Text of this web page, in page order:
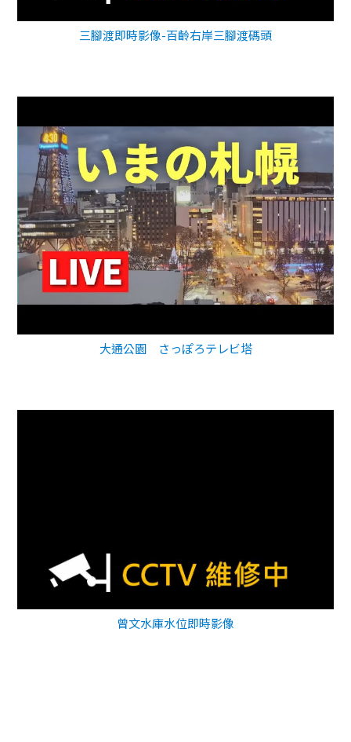
三腳渡即時影像-百齡右岸三腳渡碼頭
大通公園 さっぽろテレビ塔
曾文水庫水位即時影像